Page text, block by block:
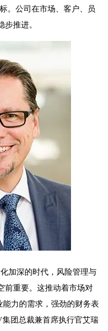
。公司在市场、客户、员
推进。
加深的时代，风险管理与
前重要。这推动着市场对
能力的需求，强劲的财务表
团总裁兼首席执行官艾瑞